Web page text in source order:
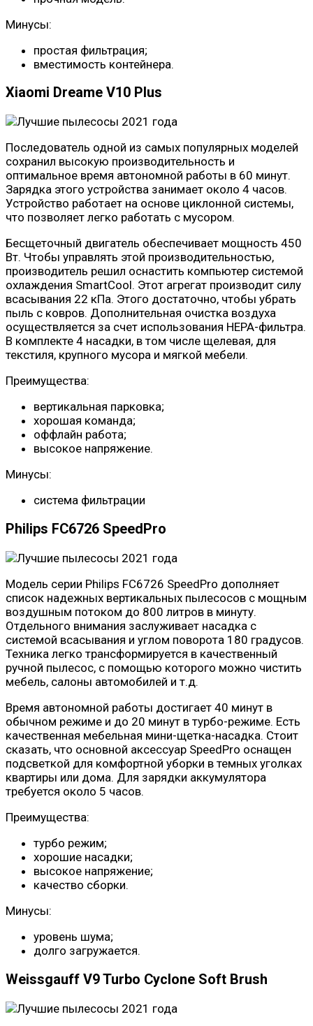
Минусы:
простая фильтрация;
вместимость контейнера.
Xiaomi Dreame V10 Plus
Последователь одной из самых популярных моделей
сохранил высокую производительность и
оптимальное время автономной работы в 60 минут.
Зарядка этого устройства занимает около 4 часов.
Устройство работает на основе циклонной системы,
что позволяет легко работать с мусором.
Бесщеточный двигатель обеспечивает мощность 450
Вт. Чтобы управлять этой производительностью,
производитель решил оснастить компьютер системой
охлаждения SmartCool. Этот агрегат производит силу
всасывания 22 кПа. Этого достаточно, чтобы убрать
пыль с ковров. Дополнительная очистка воздуха
осуществляется за счет использования HEPA-фильтра.
В комплекте 4 насадки, в том числе щелевая, для
текстиля, крупного мусора и мягкой мебели.
Преимущества:
вертикальная парковка;
хорошая команда;
оффлайн работа;
высокое напряжение.
Минусы:
система фильтрации
Philips FC6726 SpeedPro
Модель серии Philips FC6726 SpeedPro дополняет
список надежных вертикальных пылесосов с мощным
воздушным потоком до 800 литров в минуту.
Отдельного внимания заслуживает насадка с
системой всасывания и углом поворота 180 градусов.
Техника легко трансформируется в качественный
ручной пылесос, с помощью которого можно чистить
мебель, салоны автомобилей и т.д.
Время автономной работы достигает 40 минут в
обычном режиме и до 20 минут в турбо-режиме. Есть
качественная мебельная мини-щетка-насадка. Стоит
сказать, что основной аксессуар SpeedPro оснащен
подсветкой для комфортной уборки в темных уголках
квартиры или дома. Для зарядки аккумулятора
требуется около 5 часов.
Преимущества:
турбо режим;
хорошие насадки;
высокое напряжение;
качество сборки.
Минусы:
уровень шума;
долго загружается.
Weissgauff V9 Turbo Cyclone Soft Brush